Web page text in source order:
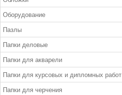
Оборудование
Пазлы
Папки деловые
Папки для акварели
Папки для курсовых и дипломных работ
Папки для черчения